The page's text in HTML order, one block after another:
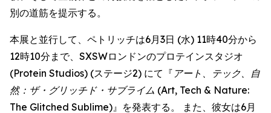
別の道筋を提示する。
本展と並行して、ペトリッチは6月3日 (水) 11時40分から
12時10分まで、SXSWロンドンのプロテインスタジオ
(Protein Studios) (ステージ2) にて『 アート、テック、自
然：ザ・グリッチド・サブライム (Art, Tech & Nature:
The Glitched Sublime)』を発表する。 また、彼女は6月